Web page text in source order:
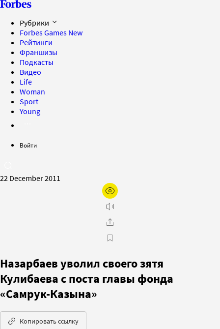
Рубрики
Forbes Games New
Рейтинги
Франшизы
Подкасты
Видео
Life
Woman
Sport
Young
Войти
22 December 2011
Назарбаев уволил своего зятя
Кулибаева с поста главы фонда
«Самрук-Казына»
Копировать ссылку